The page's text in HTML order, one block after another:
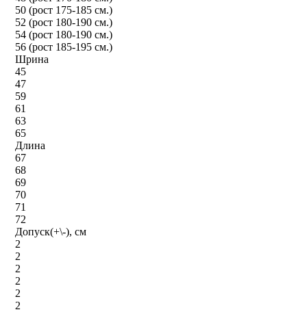
50 (рост 175-185 см.)
52 (рост 180-190 см.)
54 (рост 180-190 см.)
56 (рост 185-195 см.)
Шрина
45
47
59
61
63
65
Длина
67
68
69
70
71
72
Допуск(+\-), см
2
2
2
2
2
2